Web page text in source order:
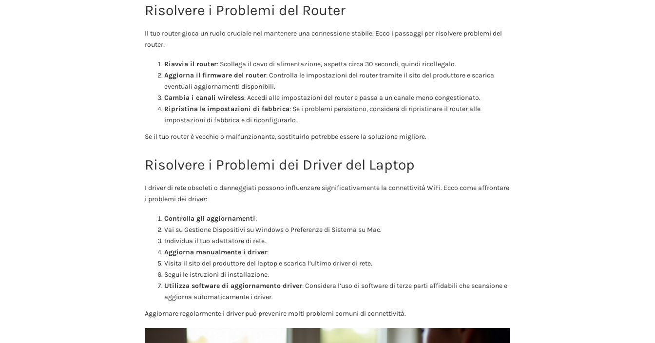
Risolvere i Problemi del Router
Il tuo router gioca un ruolo cruciale nel mantenere una connessione stabile. Ecco i passaggi per risolvere problemi del
router:
Riavvia il router: Scollega il cavo di alimentazione, aspetta circa 30 secondi, quindi ricollegalo.
Aggiorna il firmware del router: Controlla le impostazioni del router tramite il sito del produttore e scarica
eventuali aggiornamenti disponibili.
Cambia i canali wireless: Accedi alle impostazioni del router e passa a un canale meno congestionato.
Ripristina le impostazioni di fabbrica: Se i problemi persistono, considera di ripristinare il router alle
impostazioni di fabbrica e di riconfigurarlo.
Se il tuo router è vecchio o malfunzionante, sostituirlo potrebbe essere la soluzione migliore.
Risolvere i Problemi dei Driver del Laptop
I driver di rete obsoleti o danneggiati possono influenzare significativamente la connettività WiFi. Ecco come affrontare
i problemi dei driver:
Controlla gli aggiornamenti:
Vai su Gestione Dispositivi su Windows o Preferenze di Sistema su Mac.
Individua il tuo adattatore di rete.
Aggiorna manualmente i driver:
Visita il sito del produttore del laptop e scarica l’ultimo driver di rete.
Segui le istruzioni di installazione.
Utilizza software di aggiornamento driver: Considera l’uso di software di terze parti affidabili che scansione e
aggiorna automaticamente i driver.
Aggiornare regolarmente i driver può prevenire molti problemi comuni di connettività.